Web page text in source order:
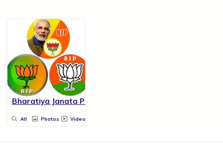
Bharatiya Janata Party
All Photos Videos